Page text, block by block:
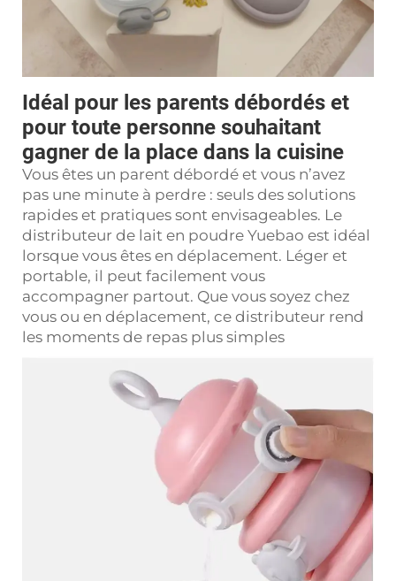
Idéal pour les parents débordés et
pour toute personne souhaitant
gagner de la place dans la cuisine
Vous êtes un parent débordé et vous n’avez
pas une minute à perdre : seuls des solutions
rapides et pratiques sont envisageables. Le
distributeur de lait en poudre Yuebao est idéal
lorsque vous êtes en déplacement. Léger et
portable, il peut facilement vous
accompagner partout. Que vous soyez chez
vous ou en déplacement, ce distributeur rend
les moments de repas plus simples